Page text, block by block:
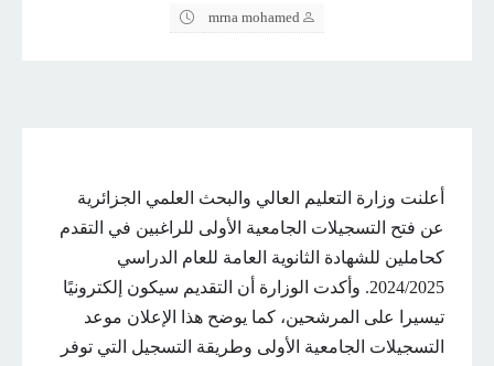
mrna mohamed
أعلنت وزارة التعليم العالي والبحث العلمي الجزائرية
عن فتح التسجيلات الجامعية الأولى للراغبين في التقدم
كحاملين للشهادة الثانوية العامة للعام الدراسي
2024/2025. وأكدت الوزارة أن التقديم سيكون إلكترونيًا
تيسيرا على المرشحين، كما يوضح هذا الإعلان موعد
التسجيلات الجامعية الأولى وطريقة التسجيل التي توفر